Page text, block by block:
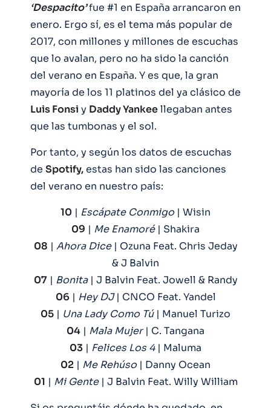
‘Despacito’fue #1 en España arrancaron en
enero. Ergo sí, es el tema más popular de
2017, con millones y millones de escuchas
que lo avalan, pero no ha sido la canción
del verano en España. Y es que, la gran
mayoría de los 11 platinos del ya clásico de
Luis Fonsi y Daddy Yankeellegaban antes
que las tumbonas y el sol.
Por tanto, y según los datos de escuchas
de Spotify,estas han sido las canciones
del verano en nuestro país:
10 | Escápate Conmigo| Wisin
09 | Me Enamoré| Shakira
08 | Ahora Dice| Ozuna Feat. Chris Jeday
& J Balvin
07| Bonita| J Balvin Feat. Jowell & Randy
06| Hey DJ| CNCO Feat. Yandel
05 | Una Lady Como Tú| Manuel Turizo
04 | Mala Mujer| C. Tangana
03 | Felices Los 4| Maluma
02 | Me Rehúso| Danny Ocean
01 | Mi Gente| J Balvin Feat. Willy William